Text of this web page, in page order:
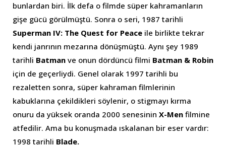
bunlardan biri. İlk defa o filmde süper kahramanların
gişe gücü görülmüştü. Sonra o seri, 1987 tarihli
Superman IV: The Quest for Peace ile birlikte tekrar
kendi janrının mezarına dönüşmüştü. Aynı şey 1989
tarihli Batman ve onun dördüncü filmi Batman & Robin
için de geçerliydi. Genel olarak 1997 tarihli bu
rezaletten sonra, süper kahraman filmlerinin
kabuklarına çekildikleri söylenir, o stigmayı kırma
onuru da yüksek oranda 2000 senesinin X-Men filmine
atfedilir. Ama bu konuşmada ıskalanan bir eser vardır:
1998 tarihli Blade.